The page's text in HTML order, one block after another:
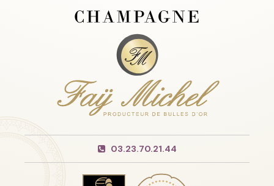
03.23.70.21.44